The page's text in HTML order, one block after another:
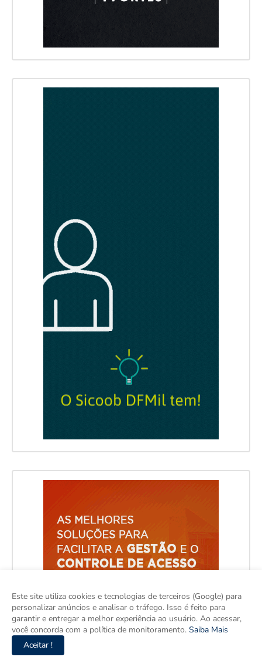
Este site utiliza cookies e tecnologias de terceiros (Google) para
personalizar anúncios e analisar o tráfego. Isso é feito para
garantir e entregar a melhor experiência ao usuário. Ao acessar,
você concorda com a política de monitoramento. Saiba Mais
Aceitar !